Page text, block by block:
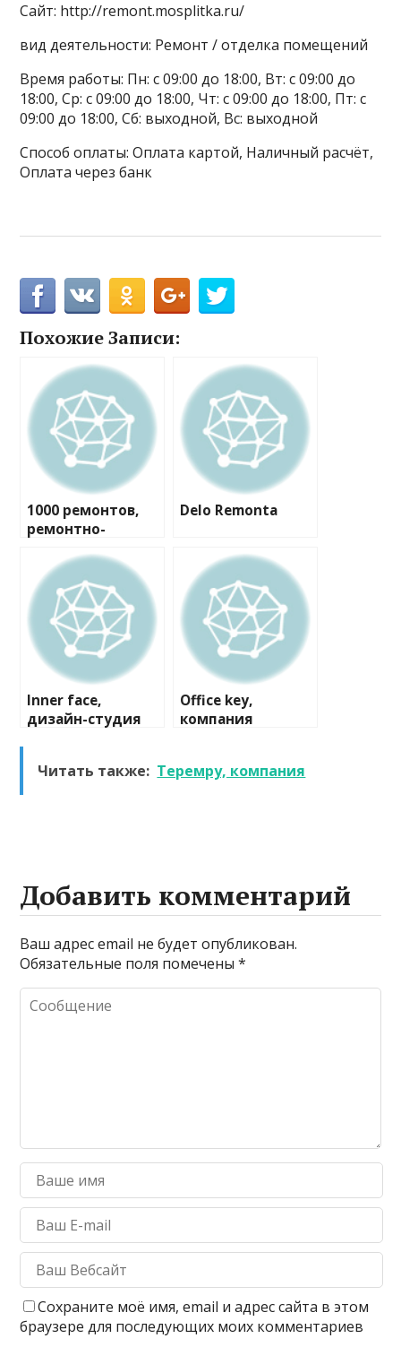
Сайт: http://remont.mosplitka.ru/
вид деятельности: Ремонт / отделка помещений
Время работы: Пн: с 09:00 до 18:00, Вт: с 09:00 до
18:00, Ср: с 09:00 до 18:00, Чт: с 09:00 до 18:00, Пт: с
09:00 до 18:00, Сб: выходной, Вс: выходной
Способ оплаты: Оплата картой, Наличный расчёт,
Оплата через банк
Похожие Записи:
1000 ремонтов,
ремонтно-
компания
Delo Remonta
Inner face,
дизайн-студия
Office key,
компания
Читать также: Теремру, компания
Добавить комментарий
Ваш адрес email не будет опубликован.
Обязательные поля помечены*
Сохраните моё имя, email и адрес сайта в этом
браузере для последующих моих комментариев